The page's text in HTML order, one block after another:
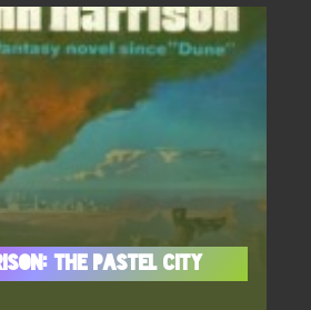
The Pastel City